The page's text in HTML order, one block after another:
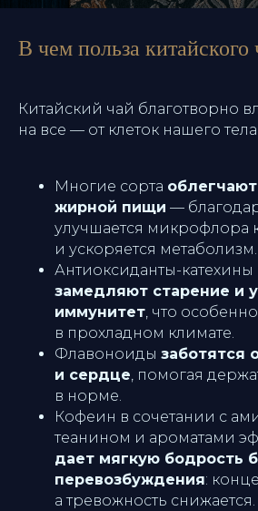
В чем польза китайского
Китайский чай благотворно
на все — от клеток нашего
Многие сорта
жирной пищи —
улучшается микрофлора
и ускоряется метаболизм.
Антиоксиданты-катехины
замедляют старение и
иммунитет, что
в прохладном климате.
Флавоноиды заботятся
и сердце, помогая
в норме.
Кофеин в сочетании с
теанином и ароматами
дает мягкую бодрость
перевозбуждения:
а тревожность снижается.